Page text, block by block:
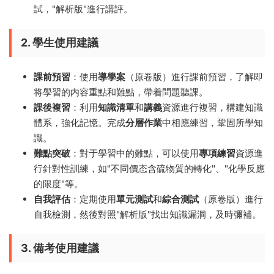
試，"解析版"進行講評。
2. 學生使用建議
課前預習 ：使用導學案 （原卷版）進行課前預習，了解即
将學習的内容重點和難點，帶着問題聽課。
課後複習 ：利用知識清單和講義資源進行複習，構建知識
體系，強化記憶。完成分層作業中相應練習，鞏固所學知
識。
難點突破 ：對于學習中的難點，可以使用專項練習資源進
行針對性訓練，如"不同價态含硫物質的轉化"、"化學反應
的限度"等。
自我評估：定期使用單元測試和綜合測試 （原卷版）進行
自我檢測，然後對照"解析版"找出知識漏洞，及時彌補。
3. 備考使用建議